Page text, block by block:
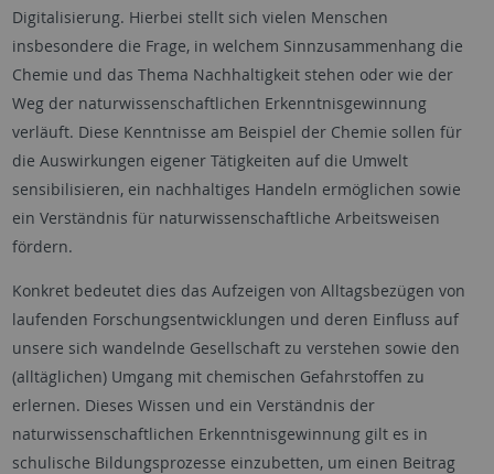
Digitalisierung. Hierbei stellt sich vielen Menschen
insbesondere die Frage, in welchem Sinnzusammenhang die
Chemie und das Thema Nachhaltigkeit stehen oder wie der
Weg der naturwissenschaftlichen Erkenntnisgewinnung
verläuft. Diese Kenntnisse am Beispiel der Chemie sollen für
die Auswirkungen eigener Tätigkeiten auf die Umwelt
sensibilisieren, ein nachhaltiges Handeln ermöglichen sowie
ein Verständnis für naturwissenschaftliche Arbeitsweisen
fördern.
Konkret bedeutet dies das Aufzeigen von Alltagsbezügen von
laufenden Forschungsentwicklungen und deren Einfluss auf
unsere sich wandelnde Gesellschaft zu verstehen sowie den
(alltäglichen) Umgang mit chemischen Gefahrstoffen zu
erlernen. Dieses Wissen und ein Verständnis der
naturwissenschaftlichen Erkenntnisgewinnung gilt es in
schulische Bildungsprozesse einzubetten, um einen Beitrag